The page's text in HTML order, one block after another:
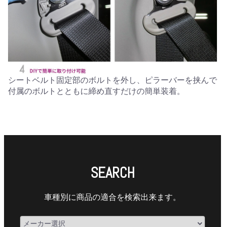
シートベルト固定部のボルトを外し、ピラーバーを挟んで
付属のボルトとともに締め直すだけの簡単装着。
SEARCH
車種別に商品の適合を検索出来ます。